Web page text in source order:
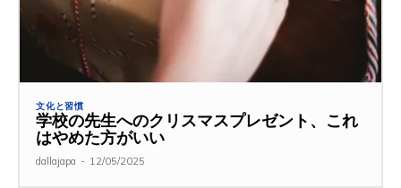
文化と習慣
学校の先生へのクリスマスプレゼント、これ
はやめた方がいい
dallajapa - 12/05/2025